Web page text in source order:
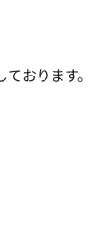
おります。